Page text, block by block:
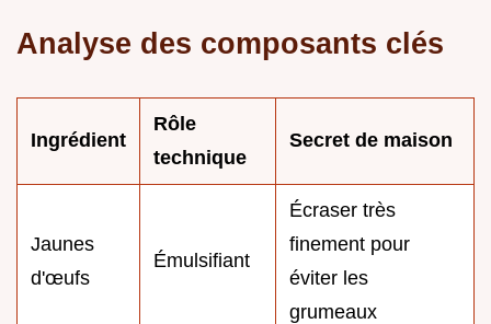
Analyse des composants clés
Ingrédient
Rôle
technique
Secret de maison
Jaunes
d'œufs
Émulsifiant
Écraser très
finement pour
éviter les
grumeaux